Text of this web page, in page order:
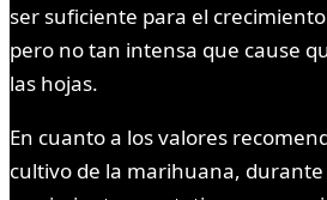
ser suficiente para el
pero no tan intensa que cause
las hojas.
En cuanto a los valores
cultivo de la marihuana, durante